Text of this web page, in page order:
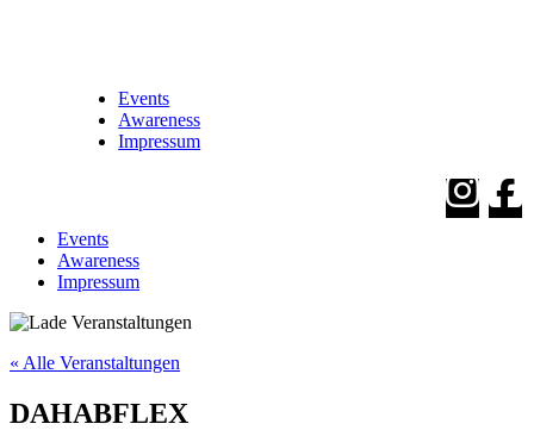
Events
Awareness
Impressum
Events
Awareness
Impressum
« Alle Veranstaltungen
DAHABFLEX